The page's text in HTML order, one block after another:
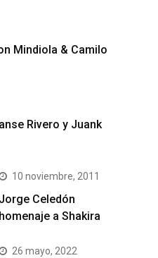
Mindiola & Camilo
Rivero y Juank
10 noviembre, 2011
Jorge Celedón
homenaje a Shakira
26 mayo, 2022